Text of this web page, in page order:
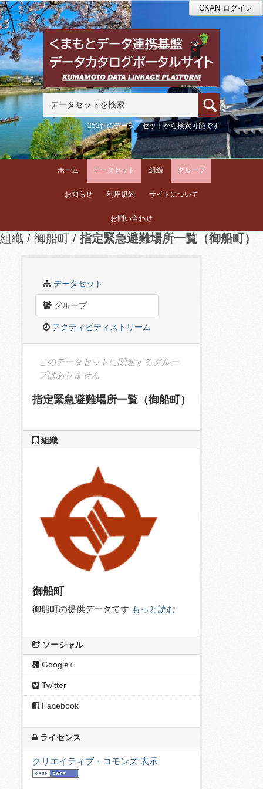
CKAN ログイン
252件のデータ・セットから検索可能です
ホーム データセット 組織 グループ
お知らせ 利用規約 サイトについて
お問い合わせ
組織 御船町 指定緊急避難場所一覧（御船町）
データセット
グループ
アクティビティストリーム
このデータセットに関連するグルー
プはありません
指定緊急避難場所一覧（御船町）
組織
御船町
御船町の提供データです もっと読む
ソーシャル
Google+
Twitter
Facebook
ライセンス
クリエイティブ・コモンズ 表示